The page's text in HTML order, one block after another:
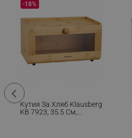
Кутия За Хляб Klausberg
KB 7923, 35.5 См,
-18%